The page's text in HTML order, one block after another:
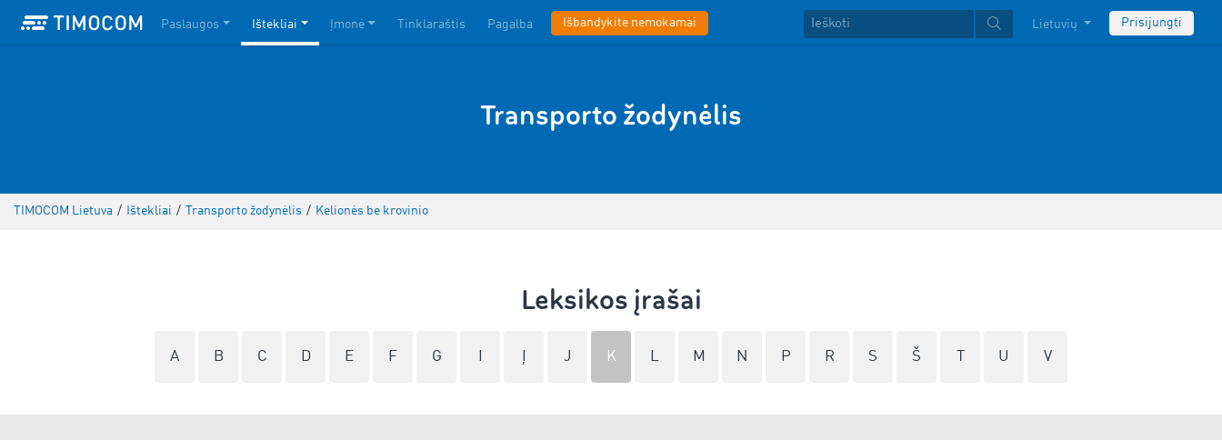
Paslaugos Ištekliai Įmonė Tinklaraštis Pagalba Išbandykite nemokamai Lietuvių Prisijungti
Transporto žodynėlis
TIMOCOM Lietuva / Ištekliai / Transporto žodynėlis / Kelionės be krovinio
Leksikos įrašai
A B C D E F G J K L M N P R S Š U V